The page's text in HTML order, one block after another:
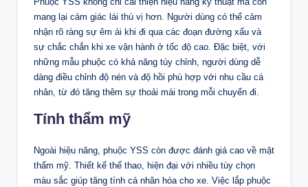
mang lại cảm giác lái thú vị hơn. Người dùng có thể cảm
nhận rõ ràng sự êm ái khi đi qua các đoạn đường xấu và
sự chắc chắn khi xe vận hành ở tốc độ cao. Đặc biệt, với
những mẫu phuộc có khả năng tùy chỉnh, người dùng dễ
dàng điều chỉnh độ nén và độ hồi phù hợp với nhu cầu cá
nhân, từ đó tăng thêm sự thoải mái trong mỗi chuyến đi.
Tính thẩm mỹ
Ngoài hiệu năng, phuộc YSS còn được đánh giá cao về mặt
thẩm mỹ. Thiết kế thể thao, hiện đại với nhiều tùy chọn
màu sắc giúp tăng tính cá nhân hóa cho xe. Việc lắp phuộc